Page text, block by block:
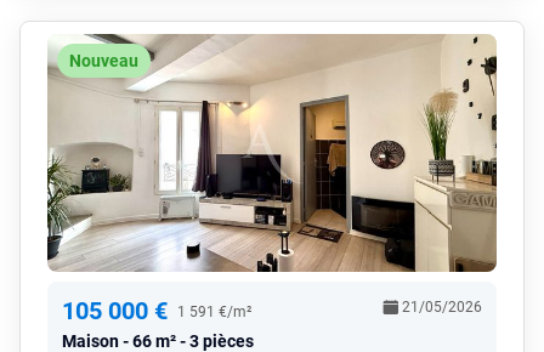
Nouveau
105 000 € 1 591 €/m²
Maison 66 m² - 3 pièces
21/05/2026